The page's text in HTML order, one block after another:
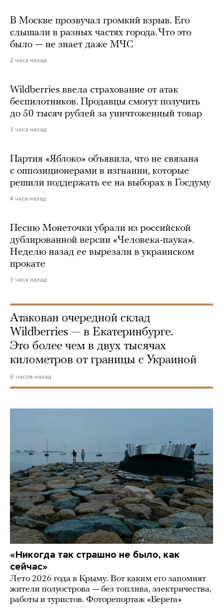
В Москве прозвучал громкий взрыв. Его
слышали в разных частях города. Что это
было — не знает даже МЧС
2 часа назад
Wildberries ввела страхование от атак
беспилотников. Продавцы смогут получить
до 50 тысяч рублей за уничтоженный товар
3 часа назад
Партия «Яблоко» объявила, что не связана
с оппозиционерами в изгнании, которые
решили поддержать ее на выборах в Госдуму
4 часа назад
Песню Монеточки убрали из российской
дублированной версии «Человека-паука».
Неделю назад ее вырезали в украинском
прокате
3 часа назад
Атакован очередной склад
Wildberries — в Екатеринбурге.
Это более чем в двух тысячах
километров от границы с Украиной
6 часов назад
«Никогда так страшно не было, как
сейчас»
Лето 2026 года в Крыму. Вот каким его запомнят
жители полуострова — без топлива, электричества,
работы и туристов. Фоторепортаж «Берега»